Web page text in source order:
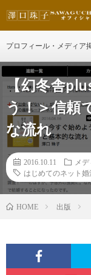
プロフィール・メディア
【幻冬舎
う！＞信頼
な流れ
2016.10.11
メ
はじめてのネット婚
HOME 出版